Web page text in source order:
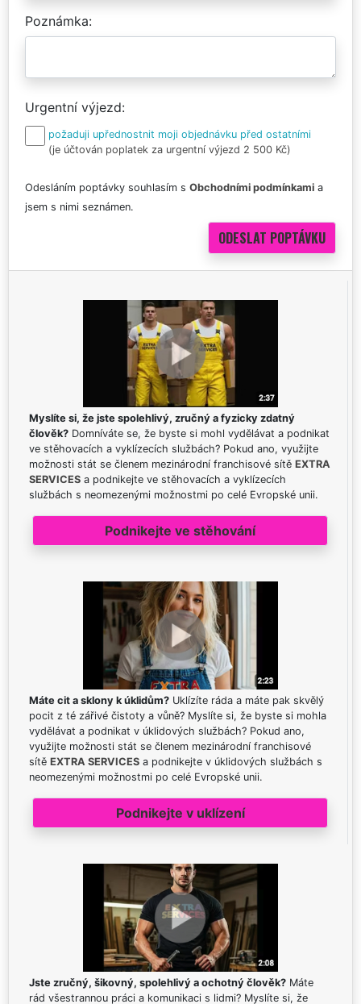
Poznámka
Urgentní výjezd
požaduji upřednostnit moji objednávku před ostatními
(je účtován poplatek za urgentní výjezd 2 500 Kč)
Odesláním poptávky souhlasím s Obchodními podmínkami a
jsem s nimi seznámen.
Myslíte si, že jste spolehlivý, zručný a fyzicky zdatný
člověk? Domníváte se, že byste si mohl vydělávat a podnikat
ve stěhovacích a vyklízecích službách? Pokud ano, využijte
možnosti stát se členem mezinárodní franchisové sítě EXTRA
SERVICES a podnikejte ve stěhovacích a vyklízecích
službách s neomezenými možnostmi po celé Evropské unii.
Podnikejte ve stěhování
Máte cit a sklony k úklidům? Uklízíte ráda a máte pak skvělý
pocit z té zářivé čistoty a vůně? Myslíte si, že byste si mohla
vydělávat a podnikat v úklidových službách? Pokud ano,
využijte možnosti stát se členem mezinárodní franchisové
sítě EXTRA SERVICES a podnikejte v úklidových službách s
neomezenými možnostmi po celé Evropské unii.
Podnikejte v uklízení
Jste zručný, šikovný, spolehlivý a ochotný člověk? Máte
rád všestrannou práci a komunikaci s lidmi? Myslíte si, že